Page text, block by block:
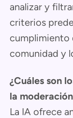
analizar y
criterios
cumplimiento
comunidad y
¿Cuáles son
la
La IA ofrece